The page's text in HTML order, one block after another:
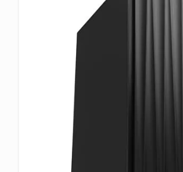
astuccio
lucidatrice
pattumiera
asciuga